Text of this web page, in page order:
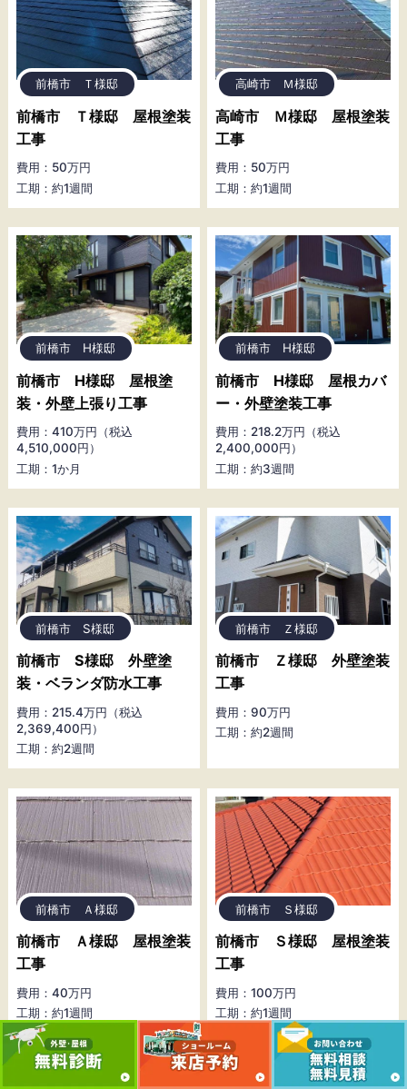
前橋市 Ｔ様邸
前橋市 Ｔ様邸 屋根塗装
工事
費用：50万円
工期：約1週間
高崎市 Ｍ様邸
高崎市 Ｍ様邸 屋根塗装
工事
費用：50万円
工期：約1週間
前橋市 H様邸
前橋市 H様邸 屋根塗
装・外壁上張り工事
費用：410万円（税込
4,510,000円）
工期：1か月
前橋市 H様邸
前橋市 H様邸 屋根カバ
ー・外壁塗装工事
費用：218.2万円（税込
2,400,000円）
工期：約3週間
前橋市 S様邸
前橋市 S様邸 外壁塗
装・ベランダ防水工事
費用：215.4万円（税込
2,369,400円）
工期：約2週間
前橋市 Ｚ様邸
前橋市 Ｚ様邸 外壁塗装
工事
費用：90万円
工期：約2週間
前橋市 Ａ様邸
前橋市 Ａ様邸 屋根塗装
工事
費用：40万円
工期：約1週間
前橋市 Ｓ様邸
前橋市 Ｓ様邸 屋根塗装
工事
費用：100万円
工期：約1週間